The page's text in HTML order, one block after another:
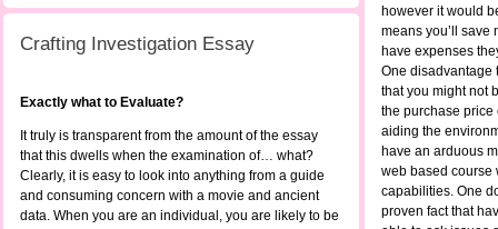
however it would
means you’ll save
have expenses
One disadvantage
that you might not
the purchase
aiding the
have an arduous
web based course
capabilities. One
proven fact that
Crafting Investigation Essay
Exactly what to Evaluate?
It truly is transparent from the amount of the essay
that this dwells when the examination of… what?
Clearly, it is easy to look into anything from a guide
and consuming concern with a movie and ancient
data. When you are an individual, you are likely to be